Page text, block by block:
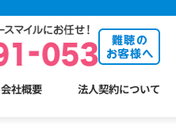
会社概要 法人契約について